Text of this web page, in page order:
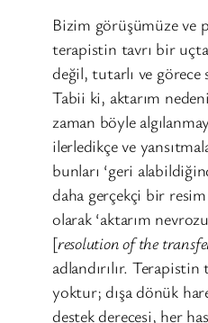
Bizim görüşümüze ve
terapistin tavrı bir
değil, tutarlı ve görece
Tabii ki, aktarım
zaman böyle
ilerledikçe ve
bunları ‘geri
daha gerçekçi bir
olarak ‘aktarım
[resolution of the
adlandırılır.
yoktur; dışa dönük
destek derecesi, her